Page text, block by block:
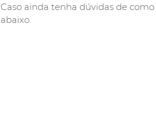
Caso ainda tenha dúvidas de
abaixo.